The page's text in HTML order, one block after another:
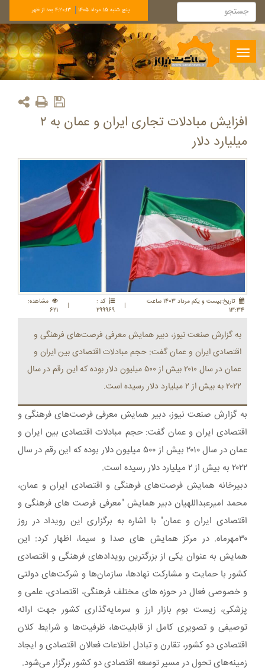
پنج شنبه 15 مرداد 1405 4:20:14 بعد از ظهر
Toggle
navigation
افزایش مبادلات تجاری ایران و عمان به ۲
میلیارد دلار
تاريخ:بيست و يکم مرداد 1403 ساعت
13:34
|
کد :
299969
|
مشاهده:
621
به گزارش صنعت نیوز، دبیر همایش معرفی فرصت‌های فرهنگی و
اقتصادی ایران و عمان گفت: حجم مبادلات اقتصادی بین ایران و
عمان در سال ۲۰۱۰ بیش از ۵۰۰ میلیون دلار بوده که این رقم در سال
۲۰۲۲ به بیش از ۲ میلیارد دلار رسیده است.
به گزارش صنعت نیوز، دبیر همایش معرفی فرصت‌های فرهنگی و
اقتصادی ایران و عمان گفت: حجم مبادلات اقتصادی بین ایران و
عمان در سال ۲۰۱۰ بیش از ۵۰۰ میلیون دلار بوده که این رقم در سال
۲۰۲۲ به بیش از ۲ میلیارد دلار رسیده است.
دبیرخانه همایش فرصت‌های فرهنگی و اقتصادی ایران و عمان،
محمد امیرعبداللهیان دبیر همایش "معرفی فرصت های فرهنگی و
اقتصادی ایران و عمان" با اشاره به برگزاری این رویداد در روز
۳۰مهرماه. در مرکز همایش های صدا و سیما، اظهار کرد: این
همایش به عنوان یکی از بزرگترین رویدادهای فرهنگی و اقتصادی
کشور با حمایت و مشارکت نهادها، سازمان‌ها و شرکت‌های دولتی
و خصوصی فعال در حوزه های مختلف فرهنگی، اقتصادی، علمی و
پزشکی، زیست بوم بازار ارز و سرمایه‌گذاری کشور جهت ارائه
توصیفی و تصویری کامل از قابلیت‌ها، ظرفیت‌ها و شرایط کلان
اقتصادی دو کشور، تقارن و تبادل اطلاعات فعالان اقتصادی و ایجاد
زمینه‌های تحول در مسیر توسعه اقتصادی دو کشور برگزار می‌شود.